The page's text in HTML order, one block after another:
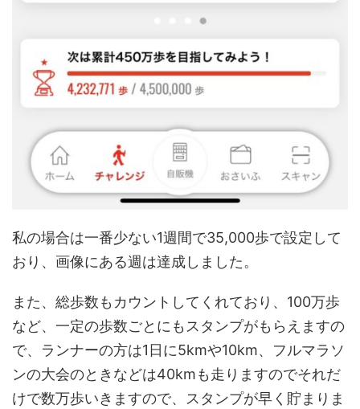
私の場合は一番少ない1週間で35,000歩で設定して
おり、画像にある週は達成しました。
また、総歩数もカウントしてくれており、100万歩
など、一定の歩数ごとにもスタンプがもらえますの
で、ランナーの方は1日に5kmや10km、フルマラソ
ンの大会のときなどは40kmも走りますのでそれだ
けで数万歩いきますので、スタンプが早く貯まりま